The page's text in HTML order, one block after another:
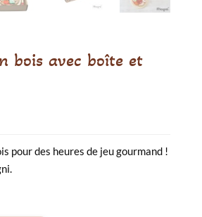
bois avec boîte et
pour des heures de jeu gourmand !